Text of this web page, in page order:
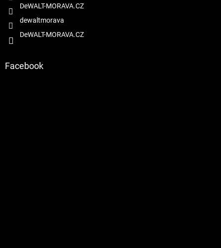
DeWALT-MORAVA.CZ
dewaltmorava
DeWALT-MORAVA.CZ
Facebook